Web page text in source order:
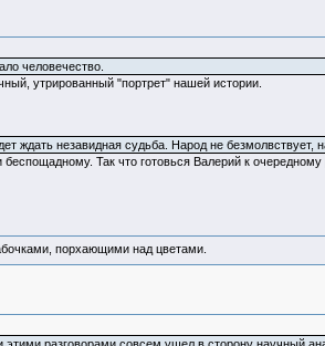
человечество.
утрированный "портрет" нашей истории.
ждать незавидная судьба. Народ не безмолвствует,
Так что готовься Валерий к очередному
порхающими над цветами.